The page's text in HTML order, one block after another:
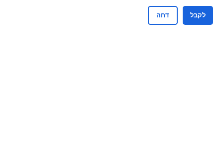
לקבל דחה